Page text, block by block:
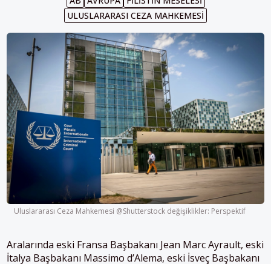
ULUSLARARASI CEZA MAHKEMESI
Uluslararası Ceza Mahkemesi @Shutterstock değişiklikler: Perspektif
Aralarında eski Fransa Başbakanı Jean Marc Ayrault, eski
İtalya Başbakanı Massimo d’Alema, eski İsveç Başbakanı